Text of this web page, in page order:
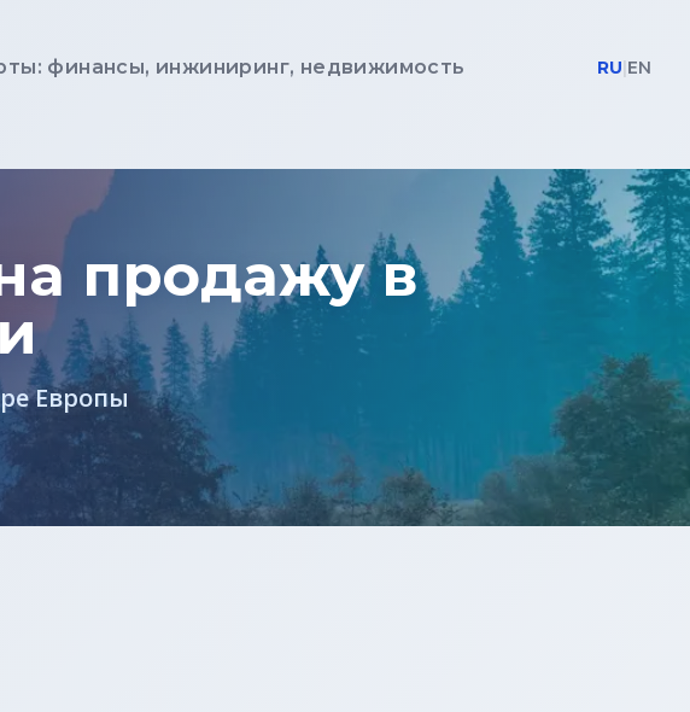
финансы, инжиниринг, недвижимость RU|EN
продажу в
Европы